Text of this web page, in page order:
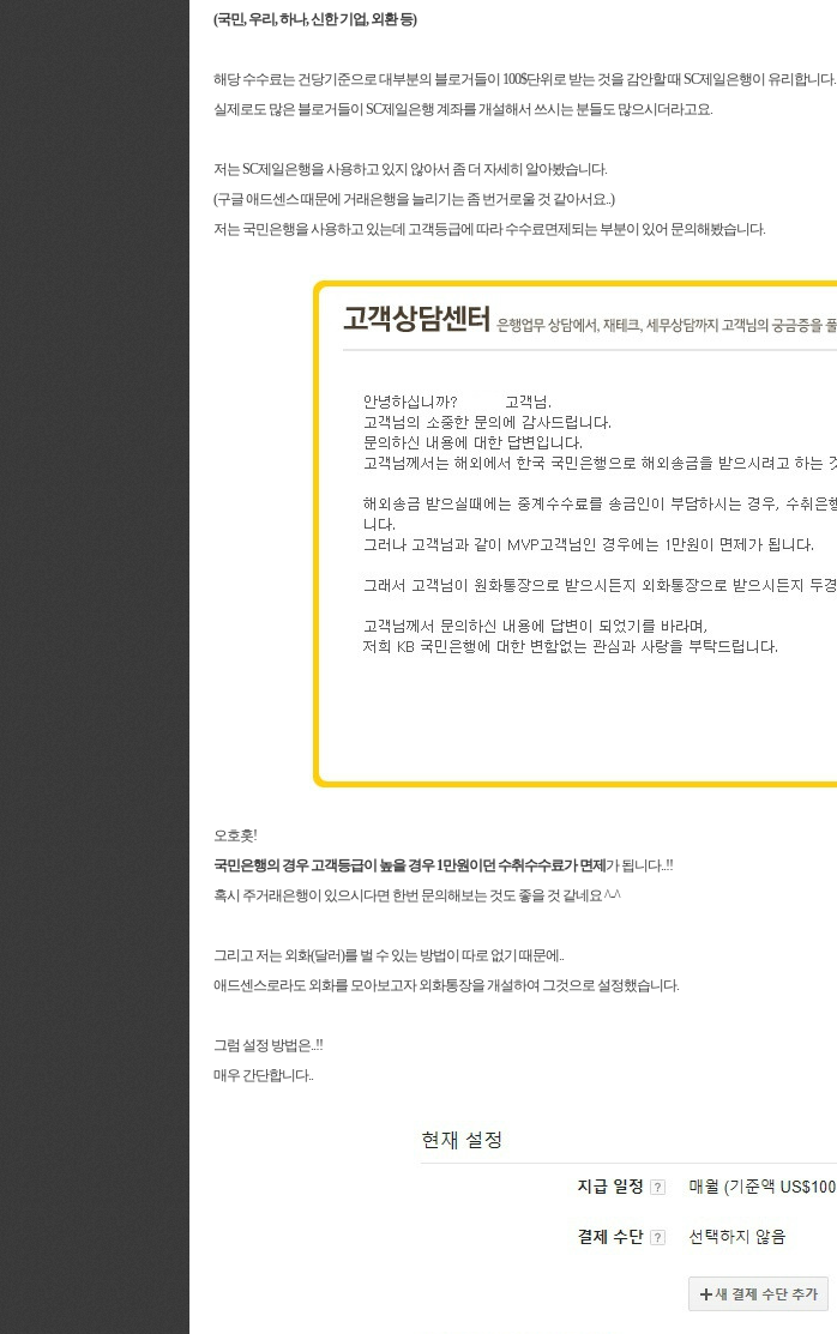
(국민, 우리, 하나, 신한 기업, 외환 등)
해당 수수료는 건당기준으로 대부분의 블로거들이 100$단위로 받는 것을 감안할 때 SC제일은행이 유리합니다.
실제로도 많은 블로거들이 SC제일은행 계좌를 개설해서 쓰시는 분들도 많으시더라고요.
저는 SC제일은행을 사용하고 있지 않아서 좀 더 자세히 알아봤습니다.
(구글 애드센스 때문에 거래은행을 늘리기는 좀 번거로울 것 같아서요..)
저는 국민은행을 사용하고 있는데 고객등급에 따라 수수료면제되는 부분이 있어 문의해봤습니다.
오호홋!
국민은행의 경우 고객등급이 높을 경우 1만원이던 수취수수료가 면제 가 됩니다..!!
혹시 주거래은행이 있으시다면 한번 문의해보는 것도 좋을 것 같네요 ^-^
그리고 저는 외화(달러)를 벌 수 있는 방법이 따로 없기 때문에..
애드센스로라도 외화를 모아보고자 외화통장을 개설하여 그것으로 설정했습니다.
그럼 설정 방법은..!!
매우 간단합니다..